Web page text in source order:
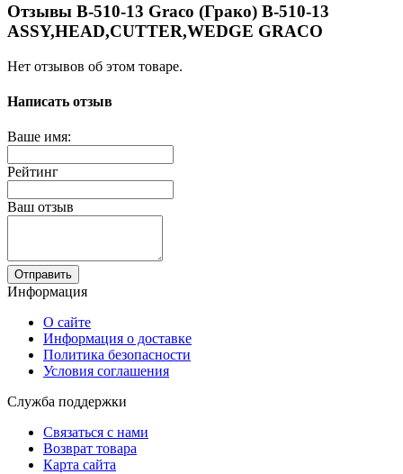
Отзывы B-510-13 Graco (Грако) B-510-13
ASSY,HEAD,CUTTER,WEDGE GRACO
Нет отзывов об этом товаре.
Написать отзыв
Ваше имя:
Рейтинг
Ваш отзыв
Отправить
Информация
О сайте
Информация о доставке
Политика безопасности
Условия соглашения
Служба поддержки
Связаться с нами
Возврат товара
Карта сайта